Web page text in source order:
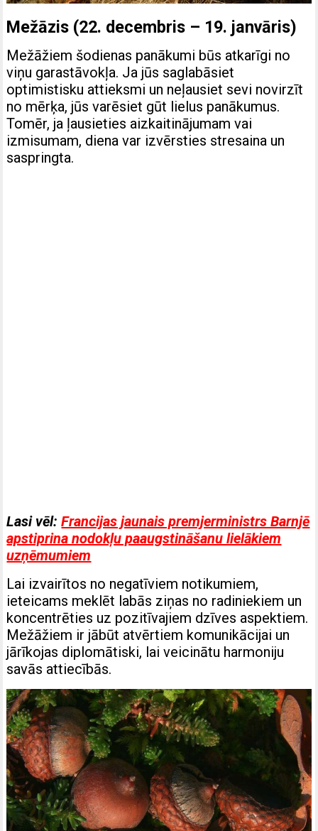
Mežāzis (22. decembris – 19. janvāris)
Mežāžiem šodienas panākumi būs atkarīgi no
viņu garastāvokļa. Ja jūs saglabāsiet
optimistisku attieksmi un neļausiet sevi novirzīt
no mērķa, jūs varēsiet gūt lielus panākumus.
Tomēr, ja ļausieties aizkaitinājumam vai
izmisumam, diena var izvērsties stresaina un
saspringta.
Lasi vēl:Francijas jaunais premjerministrs Barnjē
apstiprina nodokļu paaugstināšanu lielākiem
uzņēmumiem
Lai izvairītos no negatīviem notikumiem,
ieteicams meklēt labās ziņas no radiniekiem un
koncentrēties uz pozitīvajiem dzīves aspektiem.
Mežāžiem ir jābūt atvērtiem komunikācijai un
jārīkojas diplomātiski, lai veicinātu harmoniju
savās attiecībās.